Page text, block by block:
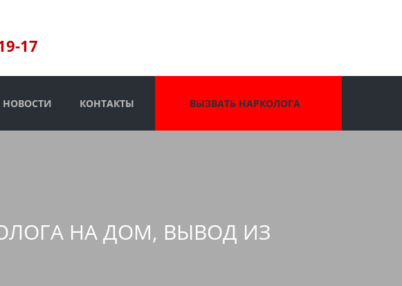
17
НОВОСТИ КОНТАКТЫ ВЫЗВАТЬ НАРКОЛОГА
НА ДОМ, ВЫВОД ИЗ